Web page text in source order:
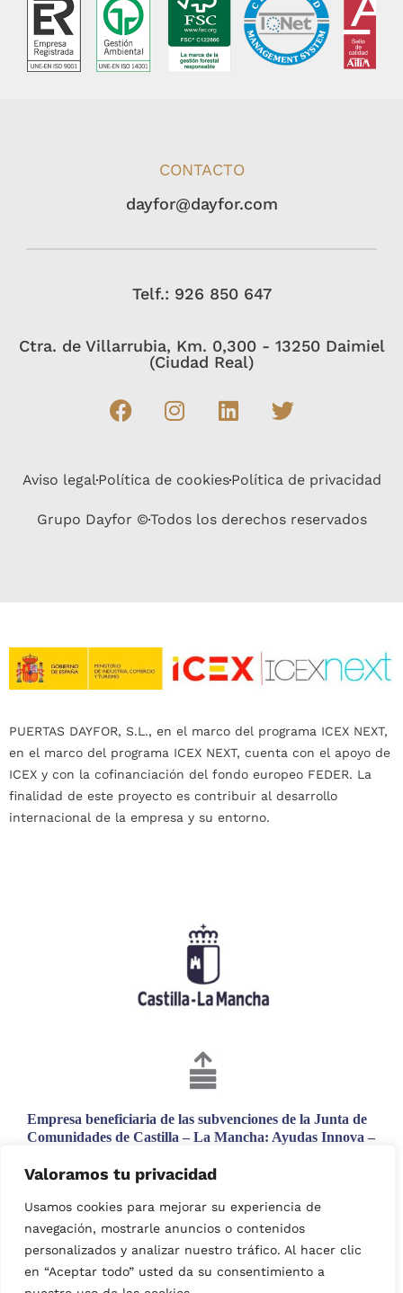
Valoramos tu privacidad
Usamos cookies para mejorar su experiencia de
navegación, mostrarle anuncios o contenidos
personalizados y analizar nuestro tráfico. Al hacer clic
en “Aceptar todo” usted da su consentimiento a
CONTACTO
dayfor@dayfor.com
Telf.: 926 850 647
Ctra. de Villarrubia, Km. 0,300 - 13250 Daimiel
(Ciudad Real)
Aviso legalPolítica de cookiesPolítica de privacidad
Grupo Dayfor ©Todos los derechos reservados
PUERTAS DAYFOR, S.L., en el marco del programa ICEX NEXT,
en el marco del programa ICEX NEXT, cuenta con el apoyo de
ICEX y con la cofinanciación del fondo europeo FEDER. La
finalidad de este proyecto es contribuir al desarrollo
internacional de la empresa y su entorno.
Empresa beneficiaria de las subvenciones de la Junta de
Comunidades de Castilla – La Mancha: Ayudas Innova –
cofinanciada en un 80 % por el Fondo Europeo de
N.º de expediente: 13/23/IN/024